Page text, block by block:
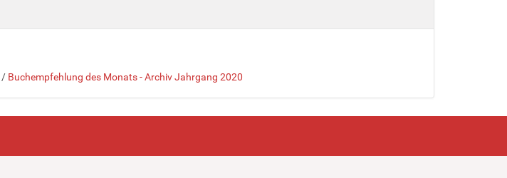
/ Buchempfehlung des Monats - Archiv Jahrgang 2020